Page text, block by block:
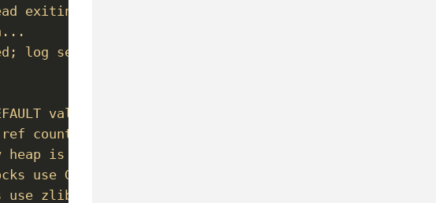
exiting.
log sequence number 1625977
value is deprecated. Please use --
count buffer pool pages
heap is disabled
use GCC atomic builtins
use zlib 1.2.3